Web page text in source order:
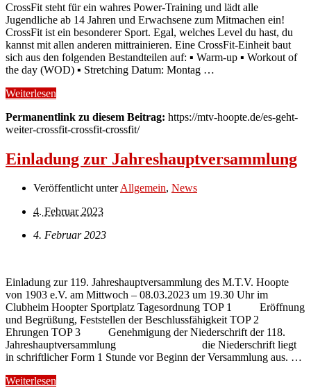
CrossFit steht für ein wahres Power-Training und lädt alle
Jugendliche ab 14 Jahren und Erwachsene zum Mitmachen ein!
CrossFit ist ein besonderer Sport. Egal, welches Level du hast, du
kannst mit allen anderen mittrainieren. Eine CrossFit-Einheit baut
sich aus den folgenden Bestandteilen auf: ▪ Warm-up ▪ Workout of
the day (WOD) ▪ Stretching Datum: Montag …
Weiterlesen
Permanentlink zu diesem Beitrag: https://mtv-hoopte.de/es-geht-
weiter-crossfit-crossfit-crossfit/
Einladung zur Jahreshauptversammlung
Veröffentlicht unterAllgemein, News
4. Februar 2023
4. Februar 2023
Einladung zur 119. Jahreshauptversammlung des M.T.V. Hoopte
von 1903 e.V. am Mittwoch – 08.03.2023 um 19.30 Uhr im
Clubheim Hoopter Sportplatz Tagesordnung TOP 1 Eröffnung
und Begrüßung, Feststellen der Beschlussfähigkeit TOP 2
Ehrungen TOP 3 Genehmigung der Niederschrift der 118.
Jahreshauptversammlung die Niederschrift liegt
in schriftlicher Form 1 Stunde vor Beginn der Versammlung aus. …
Weiterlesen